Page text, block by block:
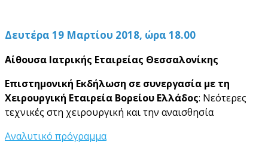
Δευτέρα 19 Μαρτίου 2018, ώρα 18.00
Αίθουσα Ιατρικής Εταιρείας Θεσσαλονίκης
Επιστημονική Εκδήλωση σε συνεργασία με τη
Χειρουργική Εταιρεία Βορείου Ελλάδος: Νεότερες
τεχνικές στη χειρουργική και την αναισθησία
Αναλυτικό πρόγραμμα